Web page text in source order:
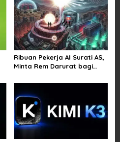
Ribuan Pekerja AI Surati AS,
Minta Rem Darurat bagi